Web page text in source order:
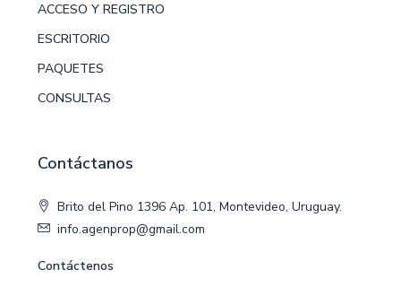
ACCESO Y REGISTRO
ESCRITORIO
PAQUETES
CONSULTAS
Contáctanos
Brito del Pino 1396 Ap. 101, Montevideo, Uruguay.
info.agenprop@gmail.com
Contáctenos